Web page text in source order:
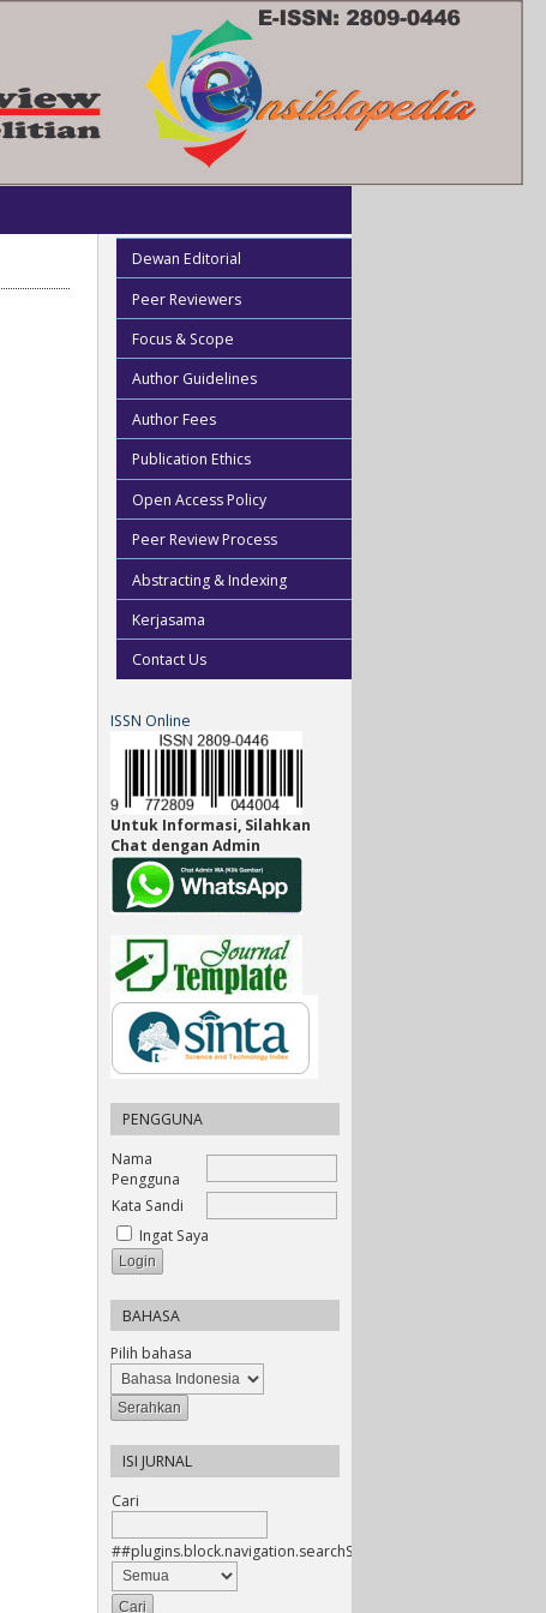
Dewan Editorial
Peer Reviewers
Focus & Scope
Author Guidelines
Author Fees
Publication Ethics
Open Access Policy
Peer Review Process
Abstracting & Indexing
Kerjasama
Contact Us
ISSN Online
Untuk Informasi, Silahkan
Chat dengan Admin
PENGGUNA
Nama
Pengguna
Kata Sandi
Ingat Saya
BAHASA
Pilih bahasa
ISI JURNAL
Cari
##plugins.block.navigation.searchScope##